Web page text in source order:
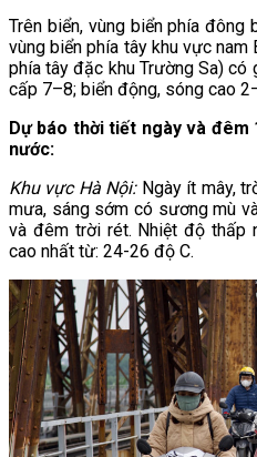
Trên biển, vùng biển phía
vùng biển phía tây khu vực
phía tây đặc khu Trường Sa)
cấp 7–8; biển động, sóng cao
Dự báo thời tiết ngày và
nước:
Khu vực Hà Nội: Ngày ít mây,
mưa, sáng sớm có sương mù
và đêm trời rét. Nhiệt độ thấp
cao nhất từ: 24-26 độ C.